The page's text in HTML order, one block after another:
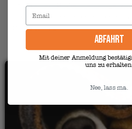
der falschen Größe die richtige
Etikett am besten so lange dran, bis
Größe stimmt.
ABFAHRT
Mit deiner Anmeldung
uns zu
Nee, lass ma.